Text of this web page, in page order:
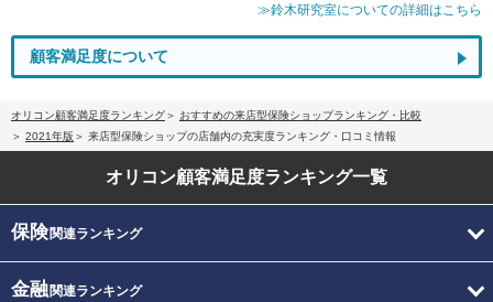
≫鈴木研究室についての詳細はこちら
顧客満足度について
オリコン顧客満足度ランキング
おすすめの来店型保険ショップランキング・比較
2021年版
来店型保険ショップの店舗内の充実度ランキング・口コミ情報
オリコン顧客満足度ランキング一覧
保険関連ランキング
金融関連ランキング